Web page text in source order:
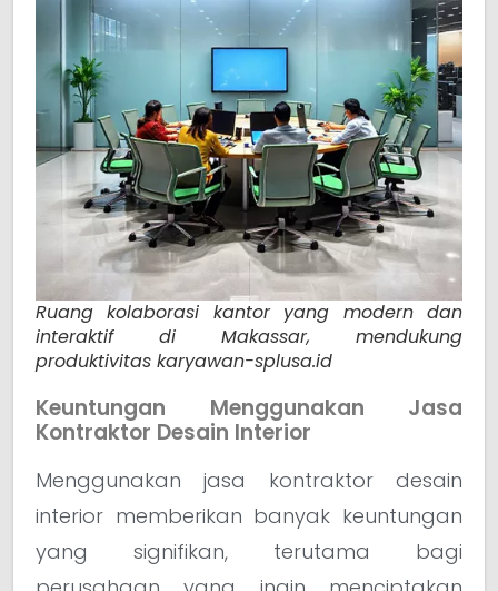
Ruang kolaborasi kantor yang modern dan
interaktif di Makassar, mendukung
produktivitas karyawan-splusa.id
Keuntungan Menggunakan Jasa
Kontraktor Desain Interior
Menggunakan jasa kontraktor desain
interior memberikan banyak keuntungan
yang signifikan, terutama bagi